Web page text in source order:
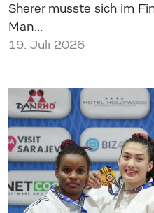
Sherer musste sich im
Man…
19. Juli 2026